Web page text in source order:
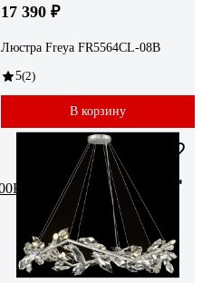
17 390 ₽
Люстра Freya FR5564CL-08B
5(2)
В корзину